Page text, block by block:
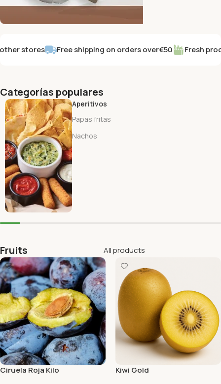
CREAMY AND DELICIOUS
Dairy and Alternatives
stores Free shipping on orders over€50 Fresh
Categorías populares
Aperitivos
Papas fritas
Nachos
Fruits All products
Ciruela Roja Kilo
Kiwi Gold